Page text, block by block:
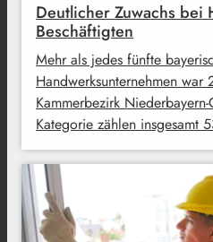
Deutlicher Zuwachs bei
Beschäftigten
Mehr als jedes fünfte
Handwerksunternehmen war
Kammerbezirk
Kategorie zählen insgesamt